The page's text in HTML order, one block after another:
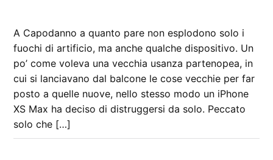
A Capodanno a quanto pare non esplodono solo i
fuochi di artificio, ma anche qualche dispositivo. Un
po’ come voleva una vecchia usanza partenopea, in
cui si lanciavano dal balcone le cose vecchie per far
posto a quelle nuove, nello stesso modo un iPhone
XS Max ha deciso di distruggersi da solo. Peccato
solo che […]